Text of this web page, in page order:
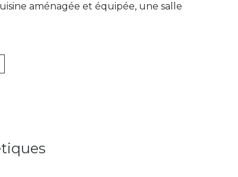
aménagée et équipée, une salle
rangement, un coin barbecue ainsi
RSAC 949998620 Evry